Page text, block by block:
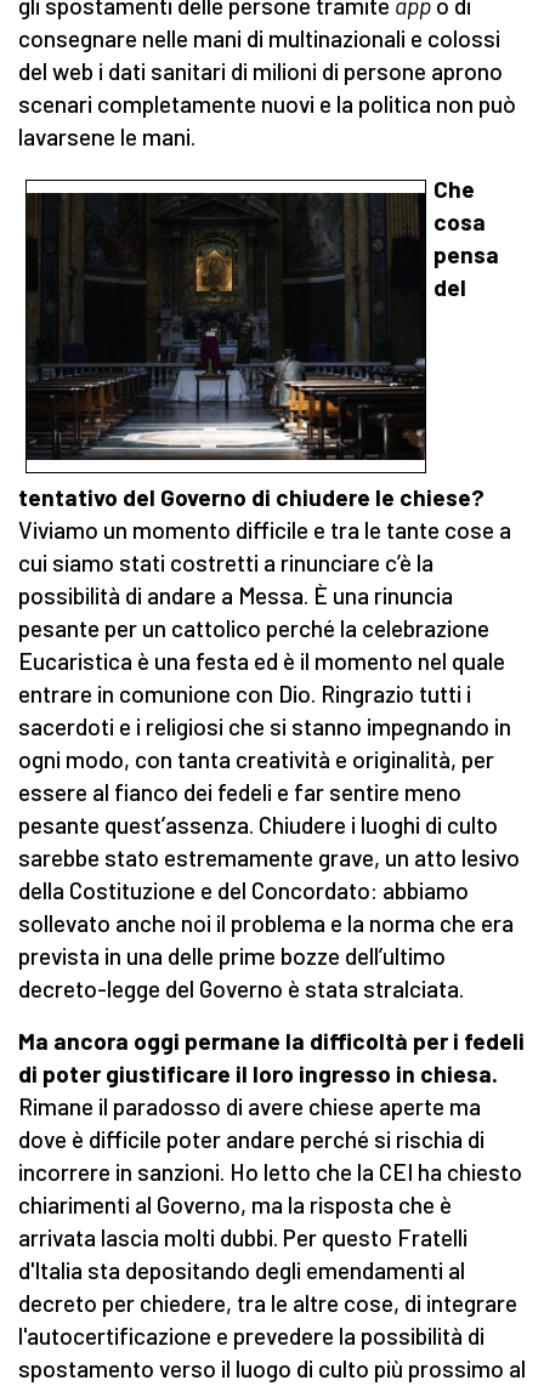
gli spostamenti delle persone tramite app o di
consegnare nelle mani di multinazionali e colossi
del web i dati sanitari di milioni di persone aprono
scenari completamente nuovi e la politica non può
lavarsene le mani.
Che
cosa
pensa
del
tentativo del Governo di chiudere le chiese?
Viviamo un momento difficile e tra le tante cose a
cui siamo stati costretti a rinunciare c’è la
possibilità di andare a Messa. È una rinuncia
pesante per un cattolico perché la celebrazione
Eucaristica è una festa ed è il momento nel quale
entrare in comunione con Dio. Ringrazio tutti i
sacerdoti e i religiosi che si stanno impegnando in
ogni modo, con tanta creatività e originalità, per
essere al fianco dei fedeli e far sentire meno
pesante quest’assenza. Chiudere i luoghi di culto
sarebbe stato estremamente grave, un atto lesivo
della Costituzione e del Concordato: abbiamo
sollevato anche noi il problema e la norma che era
prevista in una delle prime bozze dell’ultimo
decreto-legge del Governo è stata stralciata.
Ma ancora oggi permane la difficoltà per i fedeli
di poter giustificare il loro ingresso in chiesa.
Rimane il paradosso di avere chiese aperte ma
dove è difficile poter andare perché si rischia di
incorrere in sanzioni. Ho letto che la CEI ha chiesto
chiarimenti al Governo, ma la risposta che è
arrivata lascia molti dubbi. Per questo Fratelli
d'Italia sta depositando degli emendamenti al
decreto per chiedere, tra le altre cose, di integrare
l'autocertificazione e prevedere la possibilità di
spostamento verso il luogo di culto più prossimo al